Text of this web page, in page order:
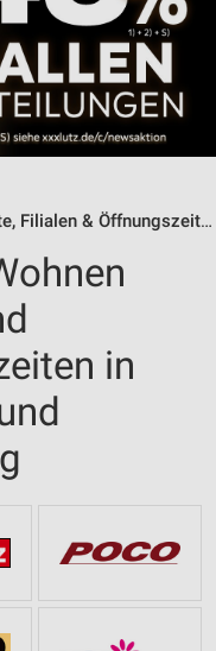
Filialen & Öffnungszeiten
in